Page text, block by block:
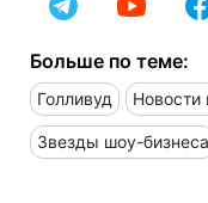
Больше по теме:
Голливуд Новости
Звезды шоу-бизнеса